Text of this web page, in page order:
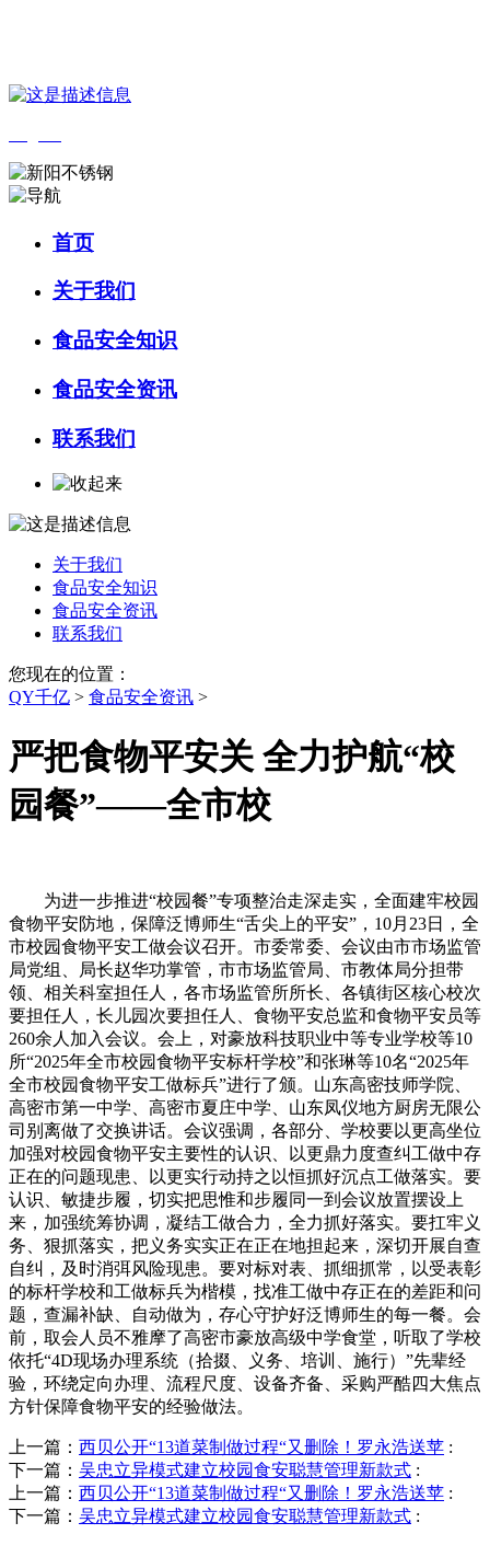
首页
关于我们
食品安全知识
食品安全资讯
联系我们
关于我们
食品安全知识
食品安全资讯
联系我们
您现在的位置：
QY千亿 > 食品安全资讯 >
严把食物平安关 全力护航“校
园餐”——全市校
为进一步推进“校园餐”专项整治走深走实，全面建牢校园
食物平安防地，保障泛博师生“舌尖上的平安”，10月23日，全
市校园食物平安工做会议召开。市委常委、会议由市市场监管
局党组、局长赵华功掌管，市市场监管局、市教体局分担带
领、相关科室担任人，各市场监管所所长、各镇街区核心校次
要担任人，长儿园次要担任人、食物平安总监和食物平安员等
260余人加入会议。会上，对豪放科技职业中等专业学校等10
所“2025年全市校园食物平安标杆学校”和张琳等10名“2025年
全市校园食物平安工做标兵”进行了颁。山东高密技师学院、
高密市第一中学、高密市夏庄中学、山东凤仪地方厨房无限公
司别离做了交换讲话。会议强调，各部分、学校要以更高坐位
加强对校园食物平安主要性的认识、以更鼎力度查纠工做中存
正在的问题现患、以更实行动持之以恒抓好沉点工做落实。要
认识、敏捷步履，切实把思惟和步履同一到会议放置摆设上
来，加强统筹协调，凝结工做合力，全力抓好落实。要扛牢义
务、狠抓落实，把义务实实正在正在地担起来，深切开展自查
自纠，及时消弭风险现患。要对标对表、抓细抓常，以受表彰
的标杆学校和工做标兵为楷模，找准工做中存正在的差距和问
题，查漏补缺、自动做为，存心守护好泛博师生的每一餐。会
前，取会人员不雅摩了高密市豪放高级中学食堂，听取了学校
依托“4D现场办理系统（拾掇、义务、培训、施行）”先辈经
验，环绕定向办理、流程尺度、设备齐备、采购严酷四大焦点
方针保障食物平安的经验做法。
上一篇： 西贝公开“13道菜制做过程“又删除！罗永浩送苹 :
下一篇： 吴忠立异模式建立校园食安聪慧管理新款式 :
上一篇： 西贝公开“13道菜制做过程“又删除！罗永浩送苹 :
下一篇： 吴忠立异模式建立校园食安聪慧管理新款式 :